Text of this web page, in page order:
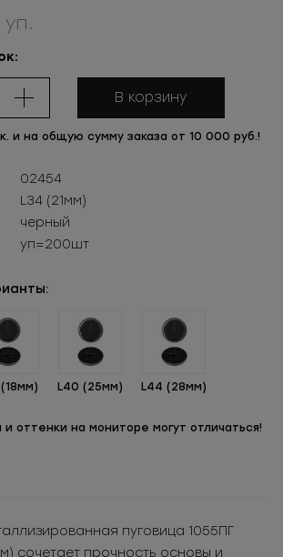
уп.
В корзину
и на общую сумму заказа от 10 000 руб.!
02454
L34 (21мм)
черный
уп=200шт
(18мм) L40 (25мм) L44 (28мм)
оттенки на мониторе могут отличаться!
пуговица 1055ПГ
сочетает прочность основы и